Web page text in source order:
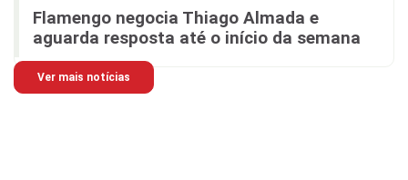
Flamengo negocia Thiago Almada e
aguarda resposta até o início da semana
Ver mais notícias